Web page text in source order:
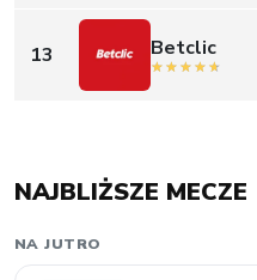
13 Betclic
NAJBLIŻSZE MECZE
NA JUTRO